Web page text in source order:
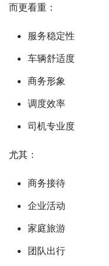
而更看重：
服务稳定性
车辆舒适度
商务形象
调度效率
司机专业度
尤其：
商务接待
企业活动
家庭旅游
团队出行